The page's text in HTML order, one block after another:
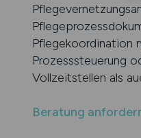
Pflegekoordination
Prozesssteuerung
Vollzeitstellen als
Beratung